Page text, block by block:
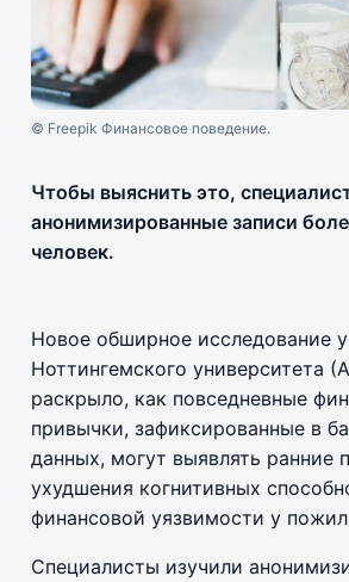
© Freepik Финансовое поведение.
Чтобы выяснить это,
анонимизированные записи
человек.
Новое обширное исследование
Ноттингемского университета
раскрыло, как повседневные
привычки, зафиксированные в
данных, могут выявлять ранние
ухудшения когнитивных
финансовой уязвимости у
Специалисты изучили